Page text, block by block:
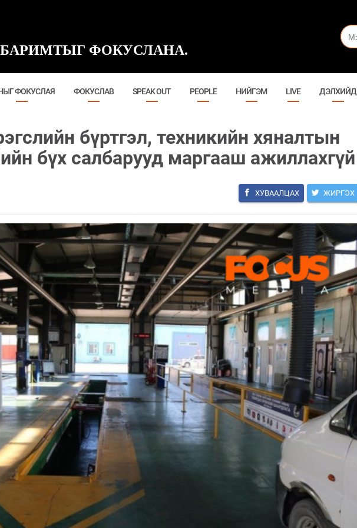
БАРИМТЫГ ФОКУСЛАНА.
ФОКУСЛАЯ ФОКУСЛАВ SPEAK OUT PEOPLE НИЙГЭМ LIVE ДЭЛХИЙД
бүртгэл, техникийн хяналтын
бүх салбарууд маргааш ажиллахгүй
ХУВААЛЦАХ ЖИРГЭХ